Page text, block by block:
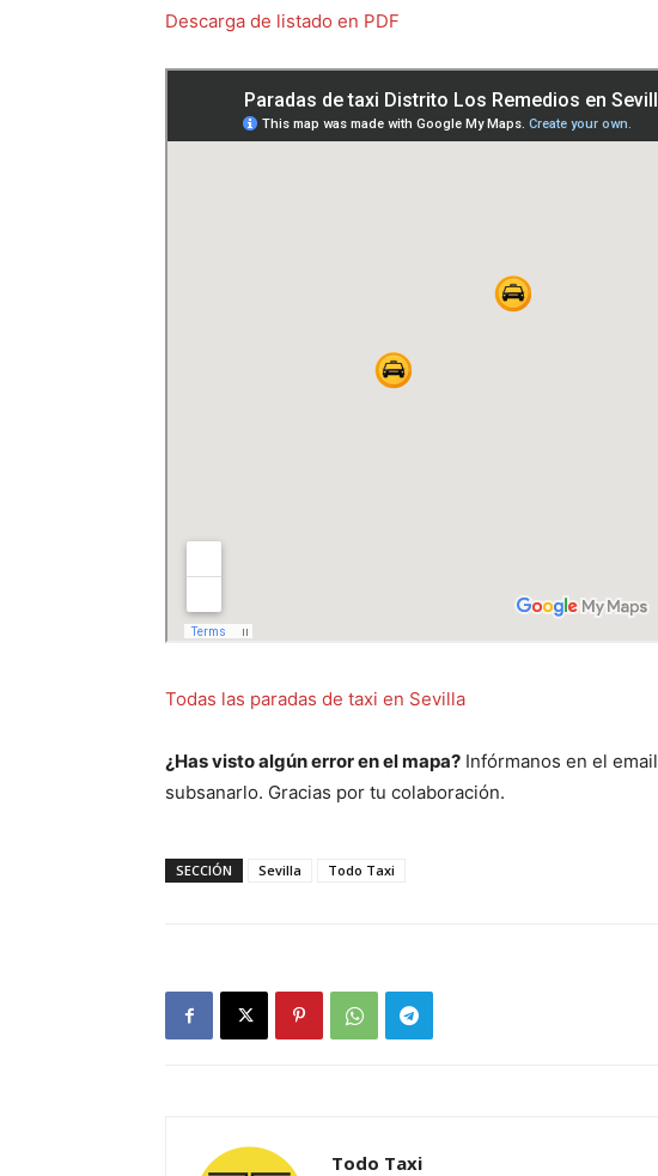
Descarga de listado en PDF
Todas las paradas de taxi en Sevilla
¿Has visto algún error en el mapa? Infórmanos en el email
subsanarlo. Gracias por tu colaboración.
SECCIÓN Sevilla Todo Taxi
Todo Taxi